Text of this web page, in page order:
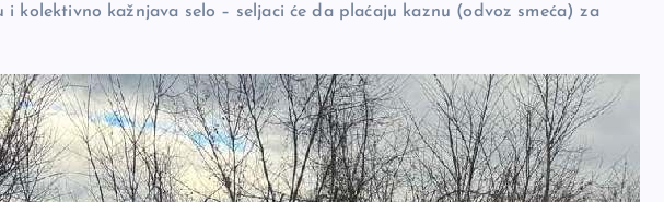
kolektivno kažnjava selo – seljaci će da plaćaju kaznu (odvoz smeća) za